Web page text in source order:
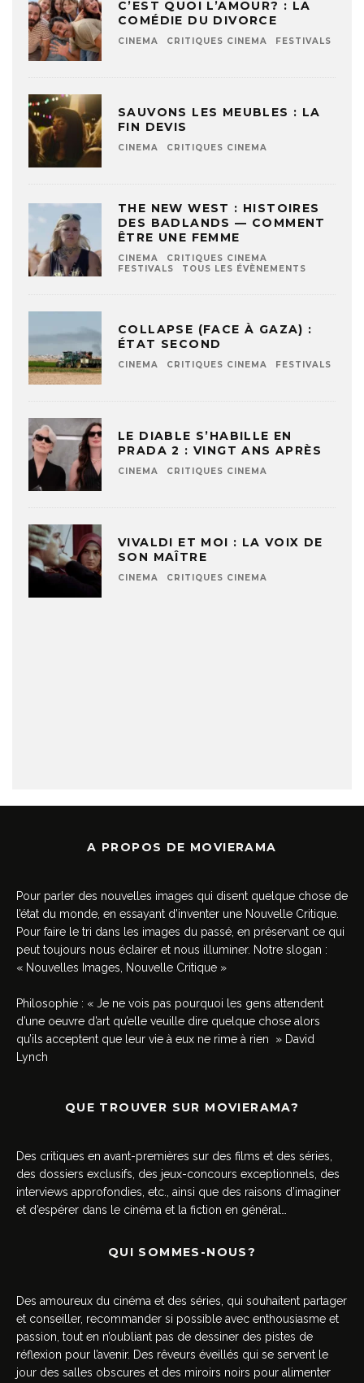
C’EST QUOI L’AMOUR? : LA
COMÉDIE DU DIVORCE
CINEMA CRITIQUES CINEMA FESTIVALS
SAUVONS LES MEUBLES : LA
FIN DEVIS
CINEMA CRITIQUES CINEMA
THE NEW WEST : HISTOIRES
DES BADLANDS — COMMENT
ÊTRE UNE FEMME
CINEMA
CRITIQUES CINEMA
FESTIVALS
TOUS LES ÉVÈNEMENTS
COLLAPSE (FACE À GAZA) :
ÉTAT SECOND
CINEMA CRITIQUES CINEMA FESTIVALS
LE DIABLE S’HABILLE EN
PRADA 2 : VINGT ANS APRÈS
CINEMA CRITIQUES CINEMA
VIVALDI ET MOI : LA VOIX DE
SON MAÎTRE
CINEMA CRITIQUES CINEMA
A PROPOS DE MOVIERAMA
Pour parler des nouvelles images qui disent quelque chose de
l’état du monde, en essayant d’inventer une Nouvelle Critique.
Pour faire le tri dans les images du passé, en préservant ce qui
peut toujours nous éclairer et nous illuminer. Notre slogan :
« Nouvelles Images, Nouvelle Critique »
Philosophie : « Je ne vois pas pourquoi les gens attendent
d’une oeuvre d’art qu’elle veuille dire quelque chose alors
qu’ils acceptent que leur vie à eux ne rime à rien » David
Lynch
QUE TROUVER SUR MOVIERAMA?
Des critiques en avant-premières sur des films et des séries,
des dossiers exclusifs, des jeux-concours exceptionnels, des
interviews approfondies, etc., ainsi que des raisons d’imaginer
et d’espérer dans le cinéma et la fiction en général…
QUI SOMMES-NOUS?
Des amoureux du cinéma et des séries, qui souhaitent partager
et conseiller, recommander si possible avec enthousiasme et
passion, tout en n’oubliant pas de dessiner des pistes de
réflexion pour l’avenir. Des rêveurs éveillés qui se servent le
jour des salles obscures et des miroirs noirs pour alimenter